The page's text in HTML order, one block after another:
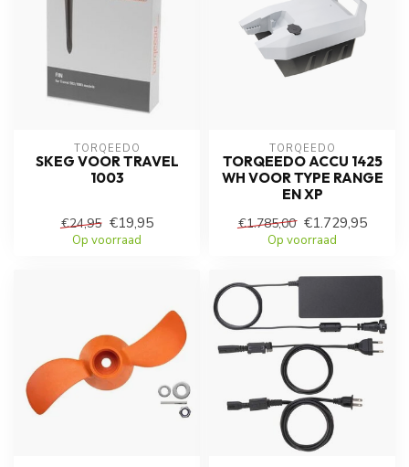
TORQEEDO
SKEG VOOR TRAVEL
1003
€24,95 €19,95
Op voorraad
TORQEEDO
TORQEEDO ACCU 1425
WH VOOR TYPE RANGE
EN XP
€1.785,00 €1.729,95
Op voorraad